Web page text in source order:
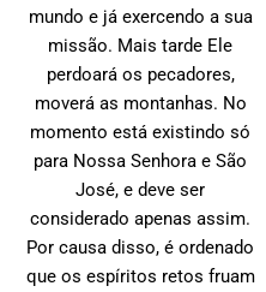
mundo e já exercendo a sua
missão. Mais tarde Ele
perdoará os pecadores,
moverá as montanhas. No
momento está existindo só
para Nossa Senhora e São
José, e deve ser
considerado apenas assim.
Por causa disso, é ordenado
que os espíritos retos fruam